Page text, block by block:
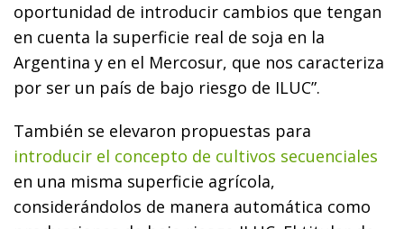
oportunidad de introducir cambios que tengan
en cuenta la superficie real de soja en la
Argentina y en el Mercosur, que nos caracteriza
por ser un país de bajo riesgo de ILUC”.
También se elevaron propuestas para
introducir el concepto de cultivos secuenciales
en una misma superficie agrícola,
considerándolos de manera automática como